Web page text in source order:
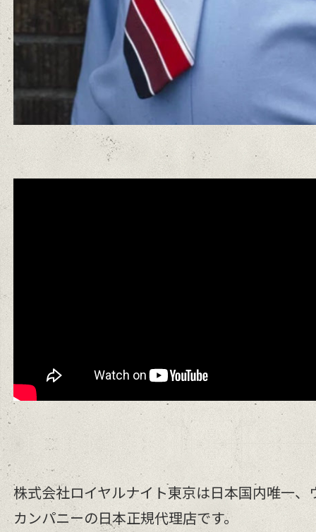
株式会社ロイヤルナイト東京は日本国内唯一、
カンパニーの日本正規代理店です。